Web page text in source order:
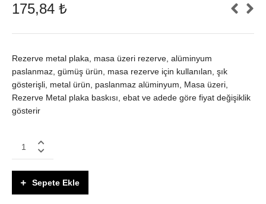
175,84 ₺
Rezerve metal plaka, masa üzeri rezerve, alüminyum
paslanmaz, gümüş ürün, masa rezerve için kullanılan, şık
gösterişli, metal ürün, paslanmaz alüminyum, Masa üzeri,
Rezerve Metal plaka baskısı, ebat ve adede göre fiyat değişiklik
gösterir
üzeri,
plaka
Sepete Ekle